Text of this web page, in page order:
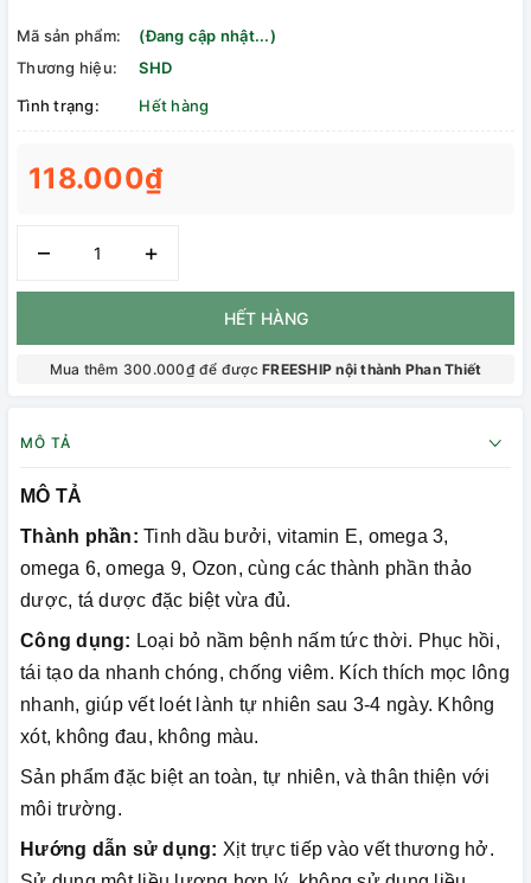
Mã sản phẩm:
(Đang cập nhật...)
Thương hiệu:
SHD
Tình trạng:
Hết hàng
118.000₫
– +
HẾT HÀNG
Mua thêm 300.000₫ để đượcFREESHIP nội thành Phan Thiết
MÔ TẢ
MÔ TẢ
Thành phần: Tinh dầu bưởi, vitamin E, omega 3,
omega 6, omega 9, Ozon, cùng các thành phần thảo
dược, tá dược đặc biệt vừa đủ.
Công dụng: Loại bỏ nầm bệnh nấm tức thời. Phục hồi,
tái tạo da nhanh chóng, chống viêm. Kích thích mọc lông
nhanh, giúp vết loét lành tự nhiên sau 3-4 ngày. Không
xót, không đau, không màu.
Sản phẩm đặc biệt an toàn, tự nhiên, và thân thiện với
môi trường.
Hướng dẫn sử dụng: Xịt trực tiếp vào vết thương hở.